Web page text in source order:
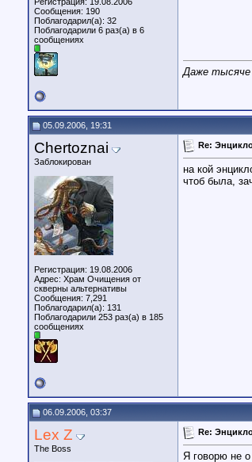
Сообщения: 190
Поблагодарил(а): 32
Поблагодарили 6 раз(а) в 6
сообщениях
Даже тысяче
05.09.2006, 19:31
Chertoznai
Заблокирован
Регистрация: 19.08.2006
Адрес: Храм Очищения от
скверны альтернативы
Сообщения: 7,291
Поблагодарил(а): 131
Поблагодарили 253 раз(а) в 185
сообщениях
Re:
на кой
чтоб была,
06.09.2006, 03:37
Lex Z
The Boss
Re:
Я говорю не